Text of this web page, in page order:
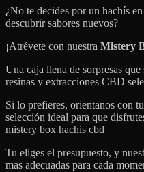
¿No te decides por un hachís
descubrir sabores nuevos?
¡Atrévete con nuestra Mistery
Una caja llena de sorpresas
resinas y extracciones CBD
Si lo prefieres, orientanos con
selección ideal para que
mistery box hachis cbd
Tu eliges el presupuesto, y
mas adecuadas para cada